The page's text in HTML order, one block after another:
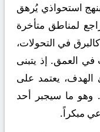
استحواذي يُرهق
لمناطق متأخرة
في التحولات،
في العمق. إذ يتبنى
الهدف، يعتمد على
وهو ما سيجبر أحد
مبكراً.